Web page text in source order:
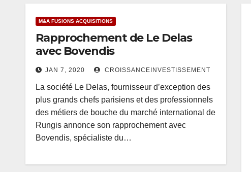
M&A FUSIONS ACQUISITIONS
Rapprochement de Le Delas
avec Bovendis
JAN 7, 2020 CROISSANCEINVESTISSEMENT
La société Le Delas, fournisseur d’exception des
plus grands chefs parisiens et des professionnels
des métiers de bouche du marché international de
Rungis annonce son rapprochement avec
Bovendis, spécialiste du…